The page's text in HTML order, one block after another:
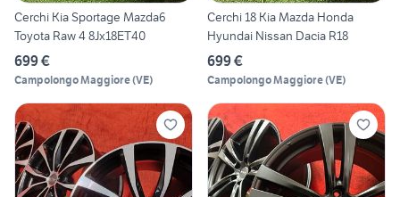
Cerchi Kia Sportage Mazda6
Toyota Raw 4 8Jx18ET40
699 €
Campolongo Maggiore(VE)
Cerchi 18 Kia Mazda Honda
Hyundai Nissan Dacia R18
699 €
Campolongo Maggiore(VE)